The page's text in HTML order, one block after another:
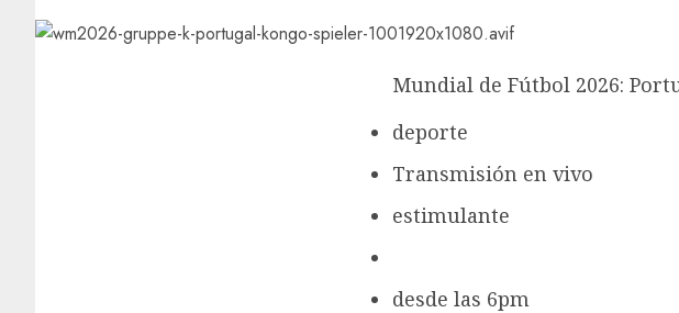
Mundial de Fútbol 2026:
deporte
Transmisión en vivo
estimulante
desde las 6pm